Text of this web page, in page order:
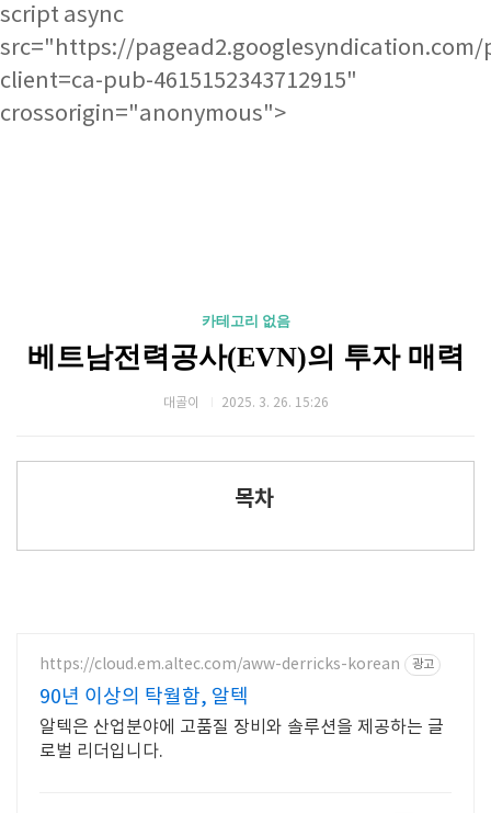
script async
src="https://
client=ca-pub-4615152343712915"
crossorigin="anonymous">
카테고리 없음
베트남전력공사(EVN)의 투자 매력
대골이 2025. 3. 26. 15:26
목차
https://cloud.em.altec.com/aww-derricks-korean 광고
90년 이상의 탁월함, 알텍
알텍은 산업분야에 고품질 장비와 솔루션을 제공하는 글
로벌 리더입니다.